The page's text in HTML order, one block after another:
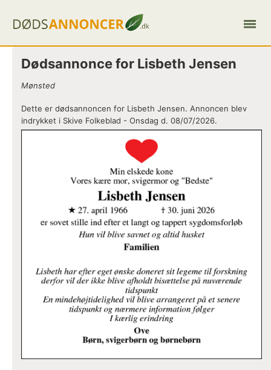
Dødsannonce for Lisbeth Jensen
Mønsted
Dette er dødsannoncen for Lisbeth Jensen. Annoncen blev
indrykket i Skive Folkeblad - Onsdag d. 08/07/2026.